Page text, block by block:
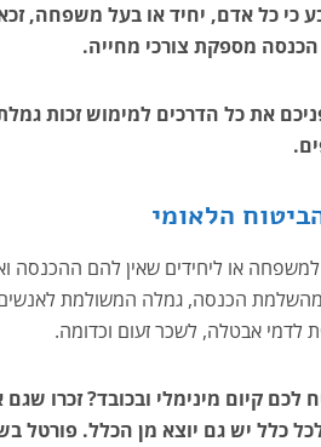
כי כל אדם, יחיד או בעל משפחה,
מספקת צורכי מחייה.
את כל הדרכים למימוש זכות
הלאומי
או ליחידים שאין להם ההכנסה
מהשלמת הכנסה, גמלה המשולמת לאנשים
לדמי אבטלה, לשכר זעום וכדומה.
לכם קיום מינימלי ובכובד? זכרו
כלל יש גם יוצא מן הכלל. פורטל